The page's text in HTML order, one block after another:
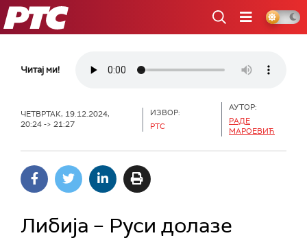
РТС
Читај ми!
ЧЕТВРТАК, 19.12.2024,
20:24 -> 21:27
ИЗВОР:
РТС
АУТОР:
РАДЕ
МАРОЕВИЋ
Либија – Руси долазе